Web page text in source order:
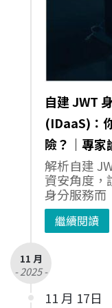
自建 JWT
(IDaaS)：
險？｜專家
解析自建
資安角度，
身分服務而
繼續閱讀
11 月
- 2025 -
11 月 17日